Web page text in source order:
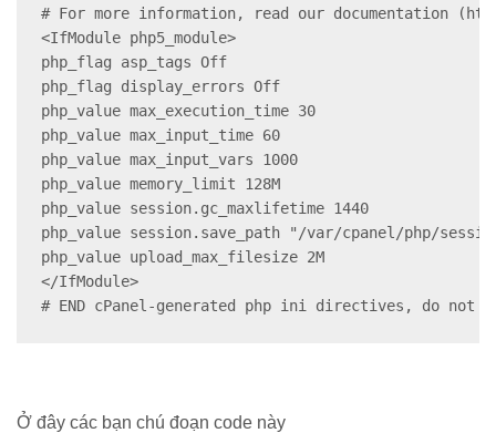
# For more information, read our documentation
<IfModule php5_module>
php_flag asp_tags Off
php_flag display_errors Off
php_value max_execution_time 30
php_value max_input_time 60
php_value max_input_vars 1000
php_value memory_limit 128M
php_value session.gc_maxlifetime 1440
php_value session.save_path "/var/cpanel/php/
php_value upload_max_filesize 2M
</IfModule>
# END cPanel-generated php ini directives, do not
Ở đây các bạn chú đoạn code này